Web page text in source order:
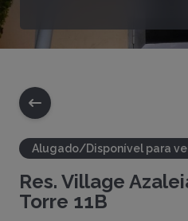
Alugado/Disponível para
Res. Village
Torre 11B